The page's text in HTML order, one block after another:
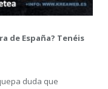
de España? Tenéis
duda que